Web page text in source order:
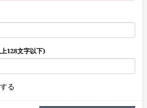
128文字以下)
る